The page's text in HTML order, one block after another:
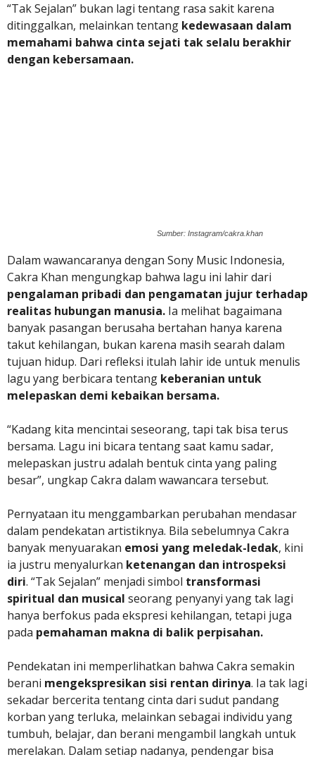
“Tak Sejalan” bukan lagi tentang rasa sakit karena
ditinggalkan, melainkan tentang kedewasaan dalam
memahami bahwa cinta sejati tak selalu berakhir
dengan kebersamaan.
Sumber: Instagram/cakra.khan
Dalam wawancaranya dengan Sony Music Indonesia,
Cakra Khan mengungkap bahwa lagu ini lahir dari
pengalaman pribadi dan pengamatan jujur terhadap
realitas hubungan manusia. Ia melihat bagaimana
banyak pasangan berusaha bertahan hanya karena
takut kehilangan, bukan karena masih searah dalam
tujuan hidup. Dari refleksi itulah lahir ide untuk menulis
lagu yang berbicara tentang keberanian untuk
melepaskan demi kebaikan bersama.
“Kadang kita mencintai seseorang, tapi tak bisa terus
bersama. Lagu ini bicara tentang saat kamu sadar,
melepaskan justru adalah bentuk cinta yang paling
besar”, ungkap Cakra dalam wawancara tersebut.
Pernyataan itu menggambarkan perubahan mendasar
dalam pendekatan artistiknya. Bila sebelumnya Cakra
banyak menyuarakan emosi yang meledak-ledak, kini
ia justru menyalurkan ketenangan dan introspeksi
diri. “Tak Sejalan” menjadi simbol transformasi
spiritual dan musical seorang penyanyi yang tak lagi
hanya berfokus pada ekspresi kehilangan, tetapi juga
pada pemahaman makna di balik perpisahan.
Pendekatan ini memperlihatkan bahwa Cakra semakin
berani mengekspresikan sisi rentan dirinya. Ia tak lagi
sekadar bercerita tentang cinta dari sudut pandang
korban yang terluka, melainkan sebagai individu yang
tumbuh, belajar, dan berani mengambil langkah untuk
merelakan. Dalam setiap nadanya, pendengar bisa